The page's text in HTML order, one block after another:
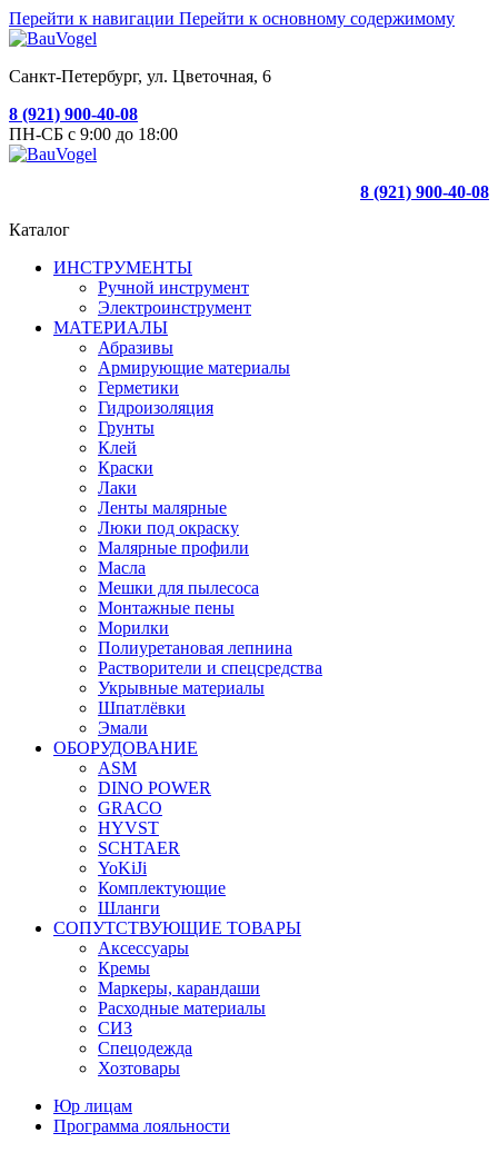
Перейти к навигации Перейти к основному содержимому
Санкт-Петербург, ул. Цветочная, 6
8 (921) 900-40-08
ПН-СБ с 9:00 до 18:00
8 (921) 900-40-08
Каталог
ИНСТРУМЕНТЫ
Ручной инструмент
Электроинструмент
МАТЕРИАЛЫ
Абразивы
Армирующие материалы
Герметики
Гидроизоляция
Грунты
Клей
Краски
Лаки
Ленты малярные
Люки под окраску
Малярные профили
Масла
Мешки для пылесоса
Монтажные пены
Морилки
Полиуретановая лепнина
Растворители и спецсредства
Укрывные материалы
Шпатлёвки
Эмали
ОБОРУДОВАНИЕ
ASM
DINO POWER
GRACO
HYVST
SCHTAER
YoKiJi
Комплектующие
Шланги
СОПУТСТВУЮЩИЕ ТОВАРЫ
Аксессуары
Кремы
Маркеры, карандаши
Расходные материалы
СИЗ
Спецодежда
Хозтовары
Юр лицам
Программа лояльности